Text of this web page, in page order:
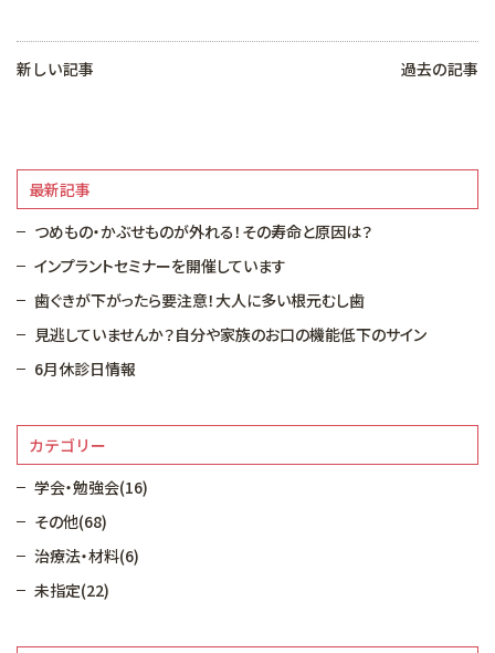
新しい記事 過去の記事
最新記事
つめもの・かぶせものが外れる！その寿命と原因は？
インプラントセミナーを開催しています
歯ぐきが下がったら要注意！大人に多い根元むし歯
見逃していませんか？自分や家族のお口の機能低下のサイン
6月休診日情報
カテゴリー
学会・勉強会(16)
その他(68)
治療法・材料(6)
未指定(22)